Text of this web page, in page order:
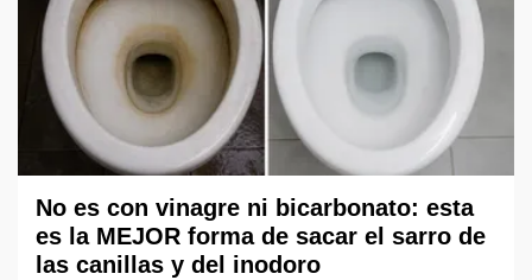
No es con vinagre ni bicarbonato: esta
es la MEJOR forma de sacar el sarro de
las canillas y del inodoro